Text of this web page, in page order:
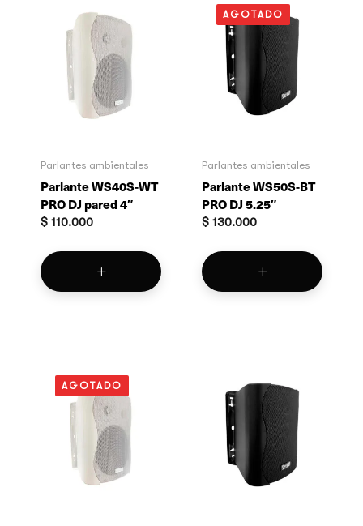
Parlantes ambientales
Parlante WS40S-WT
PRO DJ pared 4″
$ 110.000
AGOTADO
Parlantes ambientales
Parlante WS50S-BT
PRO DJ 5.25″
$ 130.000
AGOTADO